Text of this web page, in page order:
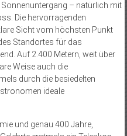
– natürlich mit
Die hervorragenden
Sicht vom höchsten Punkt
Stand­ortes für das
Auf 2.400 Metern, weit über
Weise auch die
durch die besiedelten
ideale
und genau 400 Jahre,